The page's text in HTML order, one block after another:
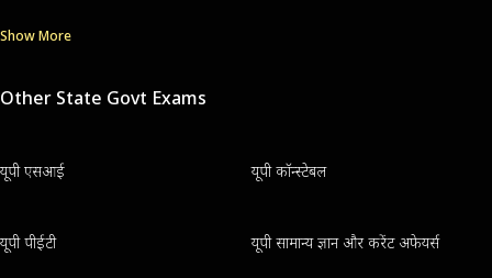
Show More
Other State Govt Exams
यूपी एसआई यूपी कॉन्स्टेबल
यूपी पीईटी यूपी सामान्य ज्ञान और करेंट अफेयर्स